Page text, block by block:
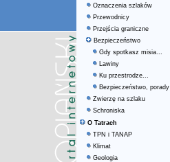
Oznaczenia szlaków
Przewodnicy
Przejścia graniczne
Bezpieczeństwo
Gdy spotkasz misia...
Lawiny
Ku przestrodze...
Bezpieczeństwo, porady
Zwierzę na szlaku
Schroniska
O Tatrach
TPN i TANAP
Klimat
Geologia